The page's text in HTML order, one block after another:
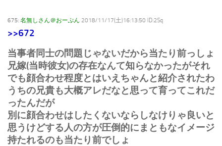
675: 名無しさん＠おーぷん 2018/11/17(土)16:13:50 ID:2Sq
>>672
当事者同士の問題じゃないだから当たり前っしょ
兄嫁(当時彼女)の存在なんて知らなかったがそれ
でも顔合わせ程度とはいえちゃんと紹介されたわ
うちの兄貴も大概アレだなと思って育ってこれだ
ったんだが
別に顔合わせはしたくないならしなけりゃ良いと
思うけどする人の方が圧倒的にまともなイメージ
持たれるのも当たり前でしょ